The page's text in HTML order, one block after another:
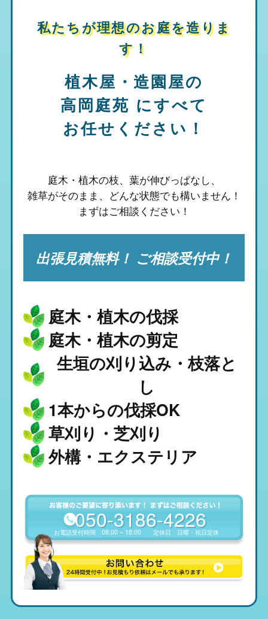
私たちが理想のお庭を造りま
す！
植木屋・造園屋の
高岡庭苑 にすべて
お任せください！
庭木・植木の枝、葉が伸びっぱなし、
雑草がそのまま、 どんな状態でも構いません！
まずはご相談ください！
出張見積無料！ ご相談受付中！
庭木・植木の伐採
1本からの伐採OK
庭木・植木の剪定
草刈り・芝刈り
生垣の刈り込み・枝落と
し
外構・エクステリア
050-3186-4226
お電話受付時間08:00 ~ 18:00 定休日 日曜・祝日定休